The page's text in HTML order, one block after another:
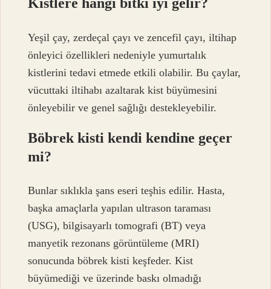
Kistlere hangi bitki iyi gelir?
Yeşil çay, zerdeçal çayı ve zencefil çayı, iltihap
önleyici özellikleri nedeniyle yumurtalık
kistlerini tedavi etmede etkili olabilir. Bu çaylar,
vücuttaki iltihabı azaltarak kist büyümesini
önleyebilir ve genel sağlığı destekleyebilir.
Böbrek kisti kendi kendine geçer
mi?
Bunlar sıklıkla şans eseri teşhis edilir. Hasta,
başka amaçlarla yapılan ultrason taraması
(USG), bilgisayarlı tomografi (BT) veya
manyetik rezonans görüntüleme (MRI)
sonucunda böbrek kisti keşfeder. Kist
büyümediği ve üzerinde baskı olmadığı